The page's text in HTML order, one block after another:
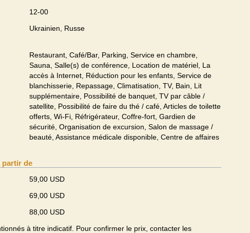
12-00
Ukrainien, Russe
Restaurant, Café/Bar, Parking, Service en chambre,
Sauna, Salle(s) de conférence, Location de matériel, La
accès à Internet, Réduction pour les enfants, Service de
blanchisserie, Repassage, Climatisation, TV, Bain, Lit
supplémentaire, Possibilité de banquet, TV par câble /
satellite, Possibilité de faire du thé / café, Articles de toilette
offerts, Wi-Fi, Réfrigérateur, Coffre-fort, Gardien de
sécurité, Organisation de excursion, Salon de massage /
beauté, Assistance médicale disponible, Centre de affaires
partir de
59,00 USD
69,00 USD
88,00 USD
à titre indicatif. Pour confirmer le prix, contacter les